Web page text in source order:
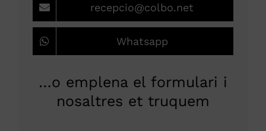
recepcio@colbo.net
Whatsapp
…o emplena el formulari i
nosaltres et truquem